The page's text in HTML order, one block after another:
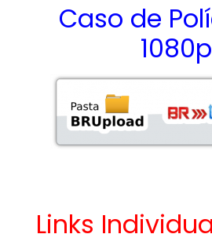
Caso de
1080p
Links